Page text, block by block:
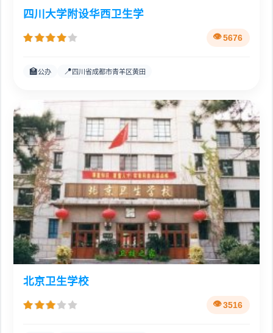
四川大学附设华西卫生学
5676
🏫公办 📍四川省成都市青羊区黄田
北京卫生学校
3516